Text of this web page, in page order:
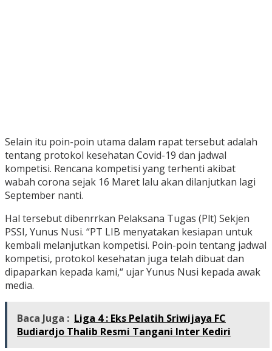
Selain itu poin-poin utama dalam rapat tersebut adalah
tentang protokol kesehatan Covid-19 dan jadwal
kompetisi. Rencana kompetisi yang terhenti akibat
wabah corona sejak 16 Maret lalu akan dilanjutkan lagi
September nanti.
Hal tersebut dibenrrkan Pelaksana Tugas (Plt) Sekjen
PSSI, Yunus Nusi. “PT LIB menyatakan kesiapan untuk
kembali melanjutkan kompetisi. Poin-poin tentang jadwal
kompetisi, protokol kesehatan juga telah dibuat dan
dipaparkan kepada kami,“ ujar Yunus Nusi kepada awak
media.
Baca Juga : Liga 4 : Eks Pelatih Sriwijaya FC
Budiardjo Thalib Resmi Tangani Inter Kediri